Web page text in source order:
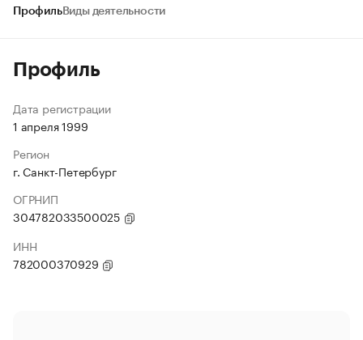
ПрофильВиды деятельности
Профиль
Дата регистрации
1 апреля 1999
Регион
г. Санкт-Петербург
ОГРНИП
304782033500025
ИНН
782000370929